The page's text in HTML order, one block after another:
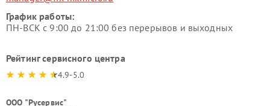
График работы:
ПН-ВСК с 9:00 до 21:00 без перерывов и выходных
Рейтинг сервисного центра
4.9-5.0
ООО "Русервис"